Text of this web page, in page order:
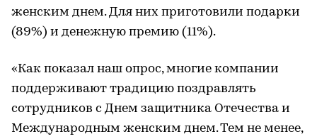
женским днем. Для них приготовили подарки
(89%) и денежную премию (11%).
«Как показал наш опрос, многие компании
поддерживают традицию поздравлять
сотрудников с Днем защитника Отечества и
Международным женским днем. Тем не менее,